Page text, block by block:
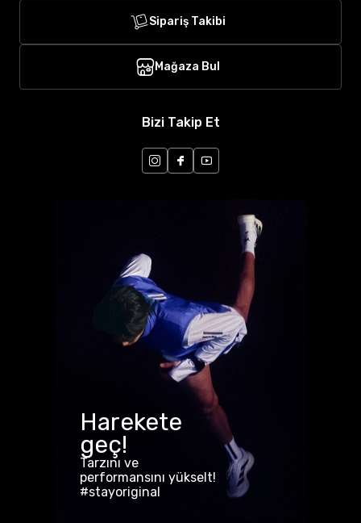
Sipariş Takibi
Mağaza Bul
Bizi Takip Et
Harekete
geç!
Tarzını ve
performansını yükselt!
#stayoriginal